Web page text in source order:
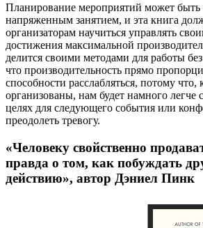
Планирование мероприятий может быть
напряженным занятием, и эта книга
организаторам научиться управлять
достижения максимальной
делится своими методами для работы
что производительность прямо
способности расслабляться, потому
организованы, нам будет намного легче
целях для следующего события или
преодолеть тревогу.
«Человеку свойственно
правда о том, как побуждать
действию», автор Дэниел Пинк